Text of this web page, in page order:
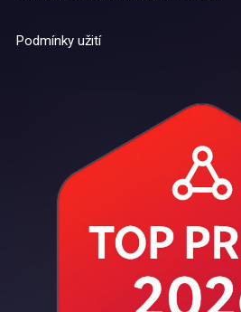
Podmínky užití